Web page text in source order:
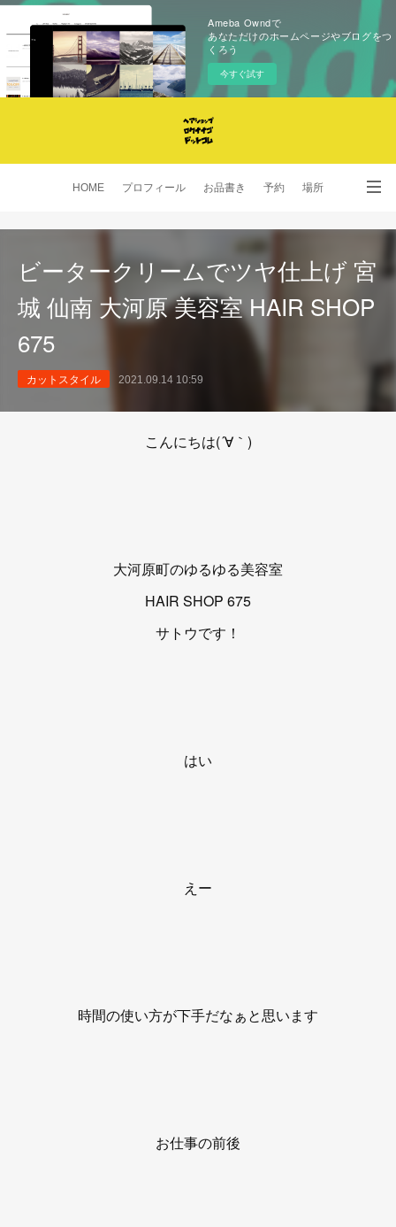
Ameba Owndで
あなただけのホームページやブログをつ
くろう
今すぐ試す
HOME プロフィール お品書き 予約 場所
ビータークリームでツヤ仕上げ 宮
城 仙南 大河原 美容室 HAIR SHOP
675
カットスタイル 2021.09.14 10:59
こんにちは(´∀｀)
大河原町のゆるゆる美容室
HAIR SHOP 675
サトウです！
はい
えー
時間の使い方が下手だなぁと思います
お仕事の前後